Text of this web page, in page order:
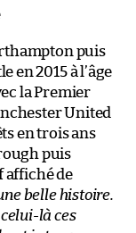
puis
en 2015 à l’âge
la Premier
United
en trois ans
puis
affiché de
une belle histoire.
là ces